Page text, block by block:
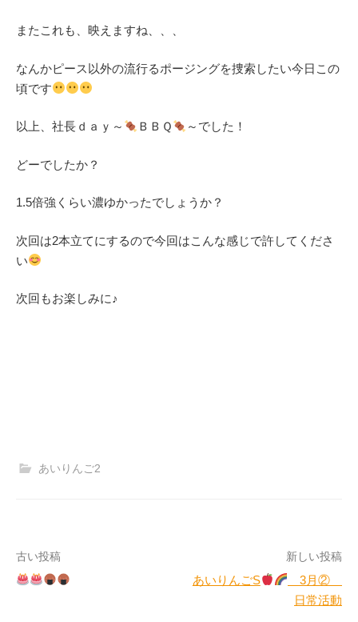
またこれも、映えますね、、、
なんかピース以外の流行るポージングを捜索したい今日この
頃です
以上、社長ｄａｙ～ ＢＢＱ ～でした！
どーでしたか？
1.5倍強くらい濃ゆかったでしょうか？
次回は2本立てにするので今回はこんな感じで許してくださ
い
次回もお楽しみに♪
あいりんご2
投
稿
古い投稿 新しい投稿
あいりんごS
3月②
日常活動